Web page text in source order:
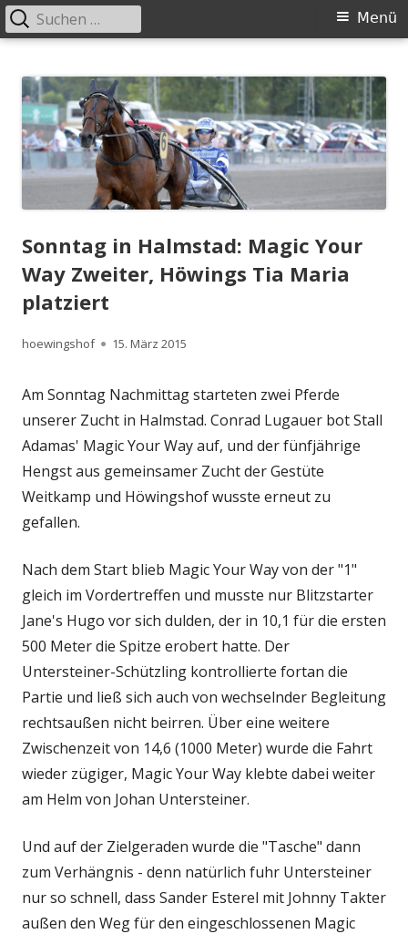
zum
Inhalt
Primäres
Menü
Suchen
nach:
Sonntag in Halmstad: Magic Your
Way Zweiter, Höwings Tia Maria
platziert
Autor
hoewingshof
Veröffentlicht
15. März 2015
Am Sonntag Nachmittag starteten zwei Pferde
unserer Zucht in Halmstad. Conrad Lugauer bot Stall
Adamas' Magic Your Way auf, und der fünfjährige
Hengst aus gemeinsamer Zucht der Gestüte
Weitkamp und Höwingshof wusste erneut zu
gefallen.
Nach dem Start blieb Magic Your Way von der "1"
gleich im Vordertreffen und musste nur Blitzstarter
Jane's Hugo vor sich dulden, der in 10,1 für die ersten
500 Meter die Spitze erobert hatte. Der
Untersteiner-Schützling kontrollierte fortan die
Partie und ließ sich auch von wechselnder Begleitung
rechtsaußen nicht beirren. Über eine weitere
Zwischenzeit von 14,6 (1000 Meter) wurde die Fahrt
wieder zügiger, Magic Your Way klebte dabei weiter
am Helm von Johan Untersteiner.
Und auf der Zielgeraden wurde die "Tasche" dann
zum Verhängnis - denn natürlich fuhr Untersteiner
nur so schnell, dass Sander Esterel mit Johnny Takter
außen den Weg für den eingeschlossenen Magic